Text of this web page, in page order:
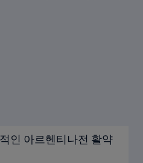
인 아르헨티나전 활약